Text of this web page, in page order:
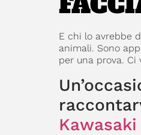
E chi lo avrebbe
animali. Sono
per una prova. Ci
Kawasaki